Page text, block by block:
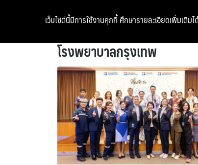
โรงพยาบาลกรุงเทพ
เว็บไซต์นี้มีการใช้งานคุกกี้ ศึกษารายละเอียดเพิ่มเติมไ